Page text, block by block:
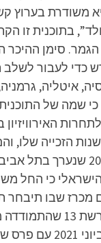
בתוכנית
הגמר. סימן
שמה של
מכרז שבו תיבחר